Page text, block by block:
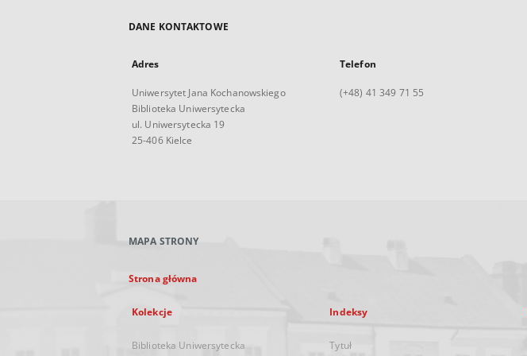
DANE KONTAKTOWE
Adres
Uniwersytet Jana Kochanowskiego
Biblioteka Uniwersytecka
ul. Uniwersytecka 19
25-406 Kielce
Telefon
(+48) 41 349 71 55
MAPA STRONY
Strona główna
Kolekcje
Biblioteka Uniwersytecka
Indeksy
Tytuł